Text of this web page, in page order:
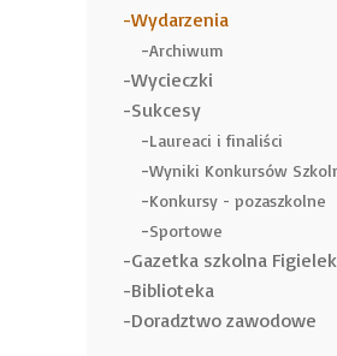
Wydarzenia
Archiwum
Wycieczki
Sukcesy
Laureaci i finaliści
Wyniki Konkursów
Konkursy - pozaszkolne
Sportowe
Gazetka szkolna Figielek
Biblioteka
Doradztwo zawodowe